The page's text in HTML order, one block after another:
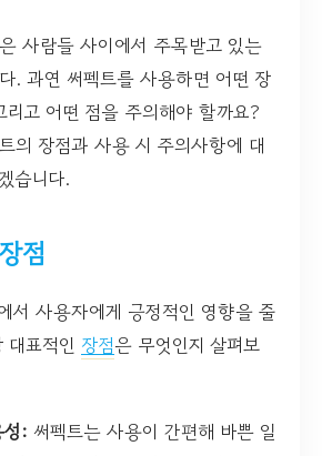
사람들 사이에서 주목받고 있는
. 과연 써펙트를 사용하면 어떤 장
리고 어떤 점을 주의해야 할까요?
의 장점과 사용 시 주의사항에 대
습니다.
점
서 사용자에게 긍정적인 영향을 줄
표적인 장점은 무엇인지 살펴보
성: 써펙트는 사용이 간편해 바쁜 일